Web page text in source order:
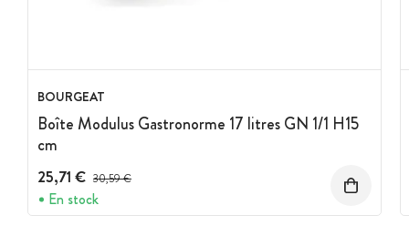
BOURGEAT
Boîte Modulus Gastronorme 17 litres GN 1/1 H15
cm
25,71 € Prix avant réduction :
30,59 €
En stock